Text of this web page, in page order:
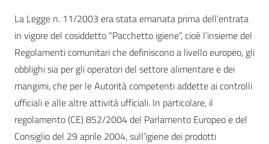
La Legge n. 11/2003 era stata emanata prima dell’entrata
in vigore del cosiddetto “Pacchetto igiene”, cioè l’insieme del
Regolamenti comunitari che definiscono a livello europeo, gli
obblighi sia per gli operatori del settore alimentare e dei
mangimi, che per le Autorità competenti addette ai controlli
ufficiali e alle altre attività ufficiali. In particolare, il
regolamento (CE) 852/2004 del Parlamento Europeo e del
Consiglio del 29 aprile 2004, sull’igiene dei prodotti